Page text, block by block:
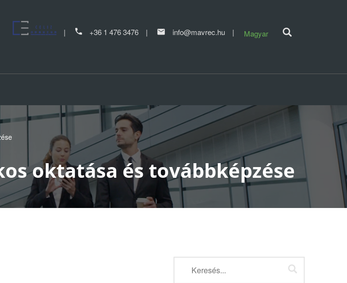
+36 1 476 3476 info@mavrec.hu Magyar
oktatása és továbbképzése